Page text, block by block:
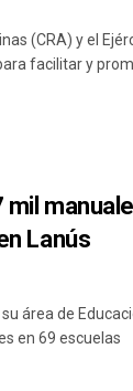
(CRA) y el
facilitar y
mil
Lanús
área de
en 69 escuelas